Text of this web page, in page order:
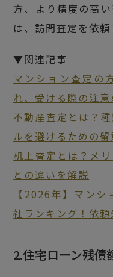
方、より精度の高
は、訪問査定を依頼
▼関連記事
マンション査定の
れ、受ける際の注
不動産査定とは？
ルを避けるための
机上査定とは？メ
との違いを解説
【2026年】マン
社ランキング！依
2.住宅ローン残債